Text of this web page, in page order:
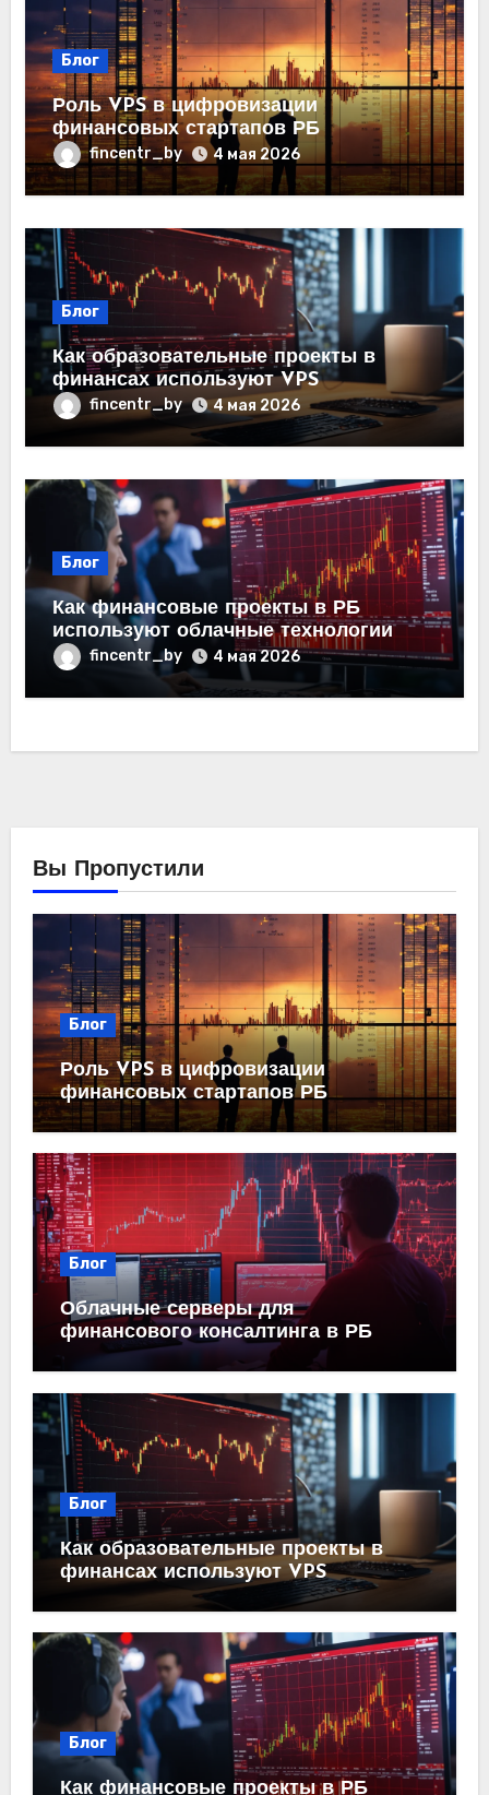
Блог
Роль VPS в цифровизации
финансовых стартапов РБ
fincentr_by 4 мая 2026
Блог
Как образовательные проекты в
финансах используют VPS
fincentr_by 4 мая 2026
Блог
Как финансовые проекты в РБ
используют облачные технологии
fincentr_by 4 мая 2026
Вы Пропустили
Блог
Роль VPS в цифровизации
финансовых стартапов РБ
Блог
Облачные серверы для
финансового консалтинга в РБ
Блог
Как образовательные проекты в
финансах используют VPS
Блог
Как финансовые проекты в РБ